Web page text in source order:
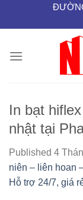
In bạt
nhật tại
Published 4
niên – liên hoan
Hỗ trợ 24/7, giá